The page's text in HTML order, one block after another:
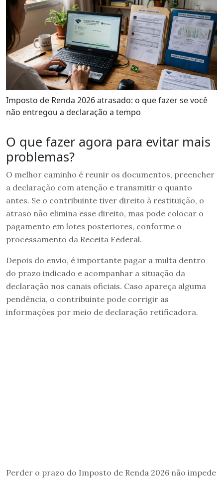
Imposto de Renda 2026 atrasado: o que fazer se você
não entregou a declaração a tempo
O que fazer agora para evitar mais
problemas?
O melhor caminho é reunir os documentos, preencher
a declaração com atenção e transmitir o quanto
antes. Se o contribuinte tiver direito à restituição, o
atraso não elimina esse direito, mas pode colocar o
pagamento em lotes posteriores, conforme o
processamento da Receita Federal.
Depois do envio, é importante pagar a multa dentro
do prazo indicado e acompanhar a situação da
declaração nos canais oficiais. Caso apareça alguma
pendência, o contribuinte pode corrigir as
informações por meio de declaração retificadora.
Perder o prazo do Imposto de Renda 2026 não impede